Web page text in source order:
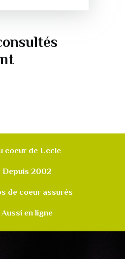
coeur de Uccle
Depuis 2002
de coeur assurés
Aussi en ligne